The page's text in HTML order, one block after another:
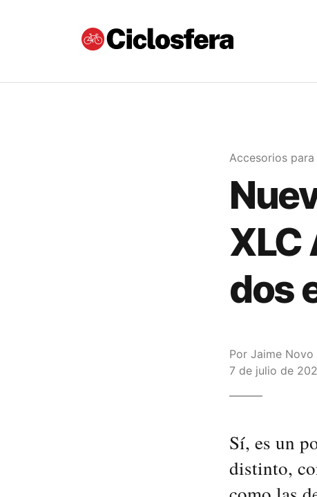
Accesorios
XLC
dos
Por Jaime Novo
7 de julio de
Sí, es un
distinto,